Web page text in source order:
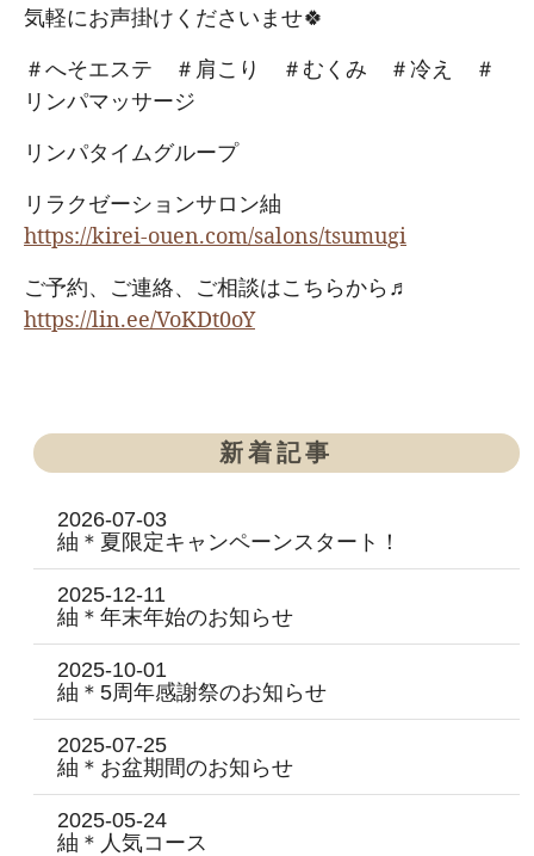
気軽にお声掛けくださいませ🍀
＃へそエステ ＃肩こり ＃むくみ ＃冷え ＃
リンパマッサージ
リンパタイムグループ
リラクゼーションサロン紬
https://kirei-ouen.com/salons/tsumugi
ご予約、ご連絡、ご相談はこちらから♬
https://lin.ee/VoKDt0oY
新着記事
2026-07-03
紬＊夏限定キャンペーンスタート！
2025-12-11
紬＊年末年始のお知らせ
2025-10-01
紬＊5周年感謝祭のお知らせ
2025-07-25
紬＊お盆期間のお知らせ
2025-05-24
紬＊人気コース